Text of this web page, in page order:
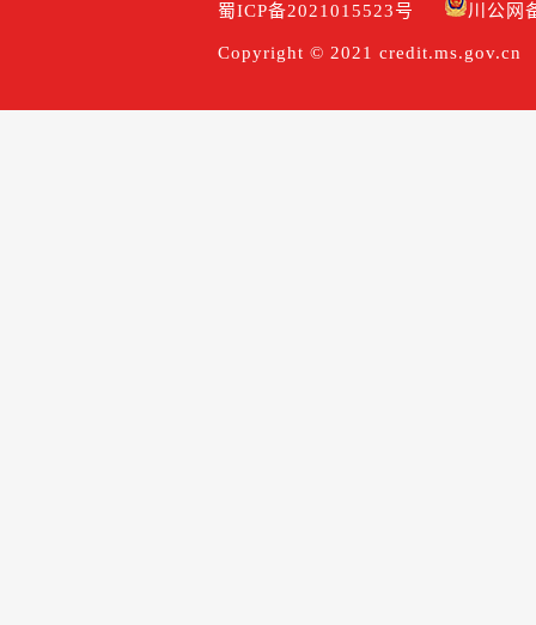
蜀ICP备2021015523号 川公网
Copyright © 2021 credit.ms.gov.cn